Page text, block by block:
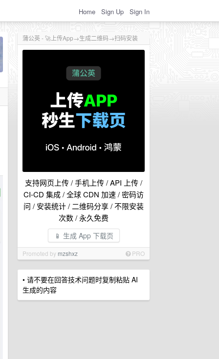
Home Sign Up Sign In
蒲公英 - 🚀上传App→生成二维码→扫码安装
支持网页上传 / 手机上传 / API 上传 /
CI-CD 集成 / 全球 CDN 加速 / 密码访
问 / 安装统计 / 二维码分享 / 不限安装
次数 / 永久免费
📱 生成 App 下载页
Promoted by mzshxz PRO
• 请不要在回答技术问题时复制粘贴 AI
生成的内容